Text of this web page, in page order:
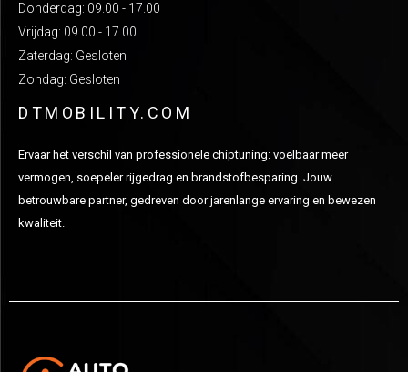
Donderdag: 09.00 - 17.00
Vrijdag: 09.00 - 17.00
Zaterdag: Gesloten
Zondag: Gesloten
DTMOBILITY.COM
Ervaar het verschil van professionele chiptuning: voelbaar meer
vermogen, soepeler rijgedrag en brandstofbesparing. Jouw
betrouwbare partner, gedreven door jarenlange ervaring en bewezen
kwaliteit.